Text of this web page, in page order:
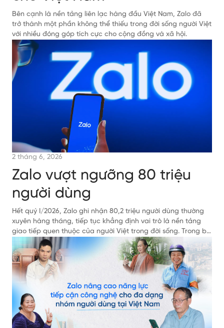
Bên cạnh là nền tảng liên lạc hàng đầu Việt Nam, Zalo đã
trở thành một phần không thể thiếu trong đời sống người Việt
với nhiều đóng góp tích cực cho cộng đồng và xã hội.
2 tháng 6, 2026
Zalo vượt ngưỡng 80 triệu
người dùng
Hết quý I/2026, Zalo ghi nhận 80,2 triệu người dùng thường
xuyên hàng tháng, tiếp tục khẳng định vai trò là nền tảng
giao tiếp quen thuộc của người Việt trong đời sống. Trong bối
cảnh người dùng ngày càng ưu tiên các nền tảng tiện lợi, an
toàn và phù hợp với nhu cầu bản địa, Zalo tiếp tục duy trì
sức hút nhờ hệ sinh thái đa dạng cùng định hướng phát triển
công nghệ gắn liền với trải nghiệm thực tiễn của người Việt.
Với hơn 80,2 triệu người dùng thường xuyên hàng tháng và
khoảng 2,1 tỷ tin nhắn